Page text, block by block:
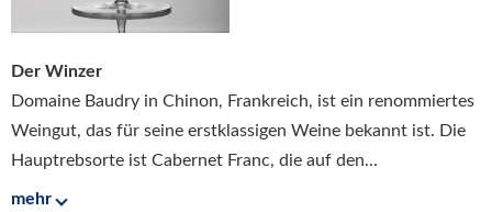
Der Winzer
Domaine Baudry in Chinon, Frankreich, ist ein renommiertes
Weingut, das für seine erstklassigen Weine bekannt ist. Die
Hauptrebsorte ist Cabernet Franc, die auf den...
mehr